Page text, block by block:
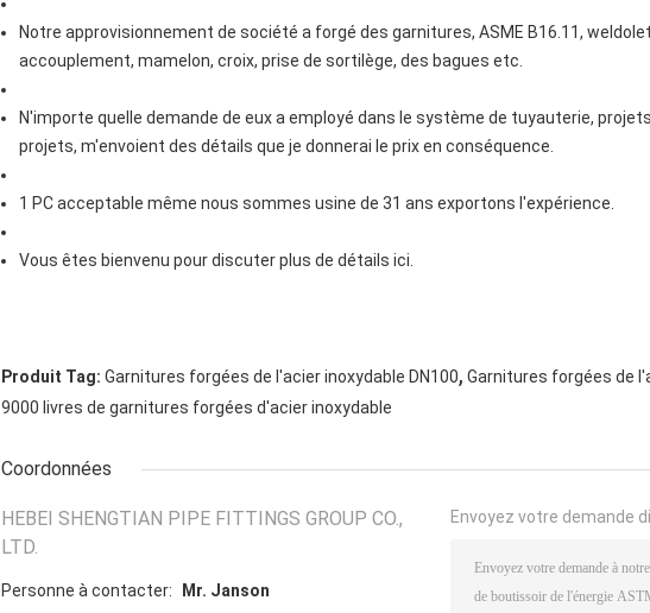
Notre approvisionnement de société a forgé des garnitures, ASME B16.11,
accouplement, mamelon, croix, prise de sortilège, des bagues etc.
N'importe quelle demande de eux a employé dans le système de tuyauterie,
projets, m'envoient des détails que je donnerai le prix en conséquence.
1 PC acceptable même nous sommes usine de 31 ans exportons l'expérience.
Vous êtes bienvenu pour discuter plus de détails ici.
Produit Tag: Garnitures forgées de l'acier inoxydable DN100, Garnitures forgées de
9000 livres de garnitures forgées d'acier inoxydable
Coordonnées
HEBEI SHENGTIAN PIPE FITTINGS GROUP CO.,
LTD.
Personne à contacter:
Mr. Janson
Envoyez votre demande